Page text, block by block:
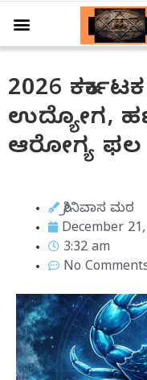
2026
ಉದ್ಯೋಗ,
ಆರೋಗ್ಯ ಫಲ
ಶ್ರೀನಿವಾಸ ಮಠ
December
3:32 am
No